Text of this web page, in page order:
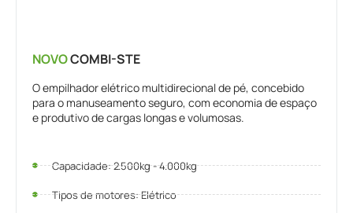
NOVOCOMBI-STE
O empilhador elétrico multidirecional de pé, concebido
para o manuseamento seguro, com economia de espaço
e produtivo de cargas longas e volumosas.
Capacidade: 2.500kg - 4.000kg
Tipos de motores: Elétrico